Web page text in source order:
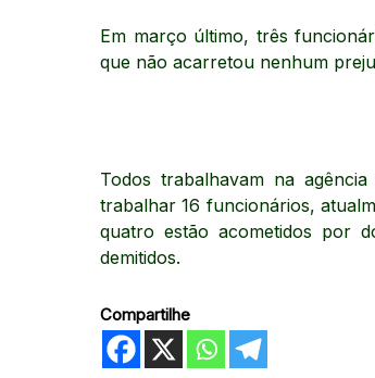
Em março último, três
que não acarretou nenhum
Todos trabalhavam na
trabalhar 16 funcionários,
quatro estão acometidos por
demitidos.
Compartilhe